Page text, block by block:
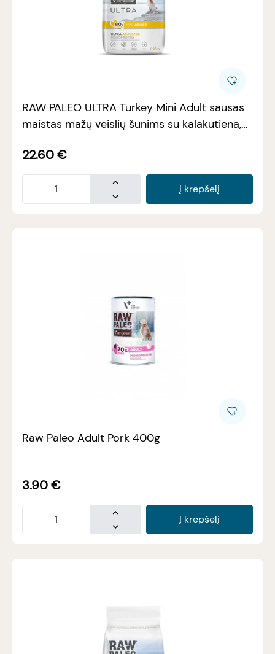
RAW PALEO ULTRA Turkey Mini Adult sausas
maistas mažų veislių šunims su kalakutiena,
22.60€
Į krepšelį
Raw Paleo Adult Pork 400g
3.90€
Į krepšelį